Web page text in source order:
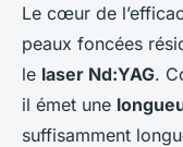
Le cœur de
peaux foncées
le laser Nd:YAG.
il émet une
suffisamment